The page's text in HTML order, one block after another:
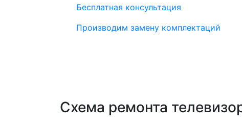
Бесплатная консультация
Производим замену комплектаций
Схема ремонта